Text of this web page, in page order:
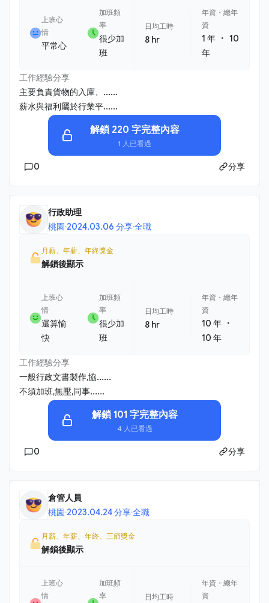
上班心
情
平常心
加班頻
率
很少加
班
日均工時
8 hr
年資・總年
資
1 年 ・10
年
工作經驗分享
主要負責貨物的入庫、......
薪水與福利屬於行業平......
解鎖 220 字完整內容
1 人已看過
0 分享
行政助理
桃園·2024.03.06 分享·全職
月薪、年薪、年終獎金
解鎖後顯示
上班心
情
還算愉
快
加班頻
率
很少加
班
日均工時
8 hr
年資・總年
資
10 年 ・
10 年
工作經驗分享
一般行政文書製作,協......
不須加班,無壓,同事......
解鎖 101 字完整內容
4 人已看過
0 分享
倉管人員
桃園·2023.04.24 分享·全職
月薪、年薪、年終、三節獎金
解鎖後顯示
上班心
情
加班頻
率
日均工時
年資・總年
資